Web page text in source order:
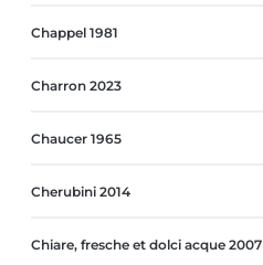
Chappel 1981
Charron 2023
Chaucer 1965
Cherubini 2014
Chiare, fresche et dolci acque 2007